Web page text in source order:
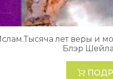
лет веры и
Блэр